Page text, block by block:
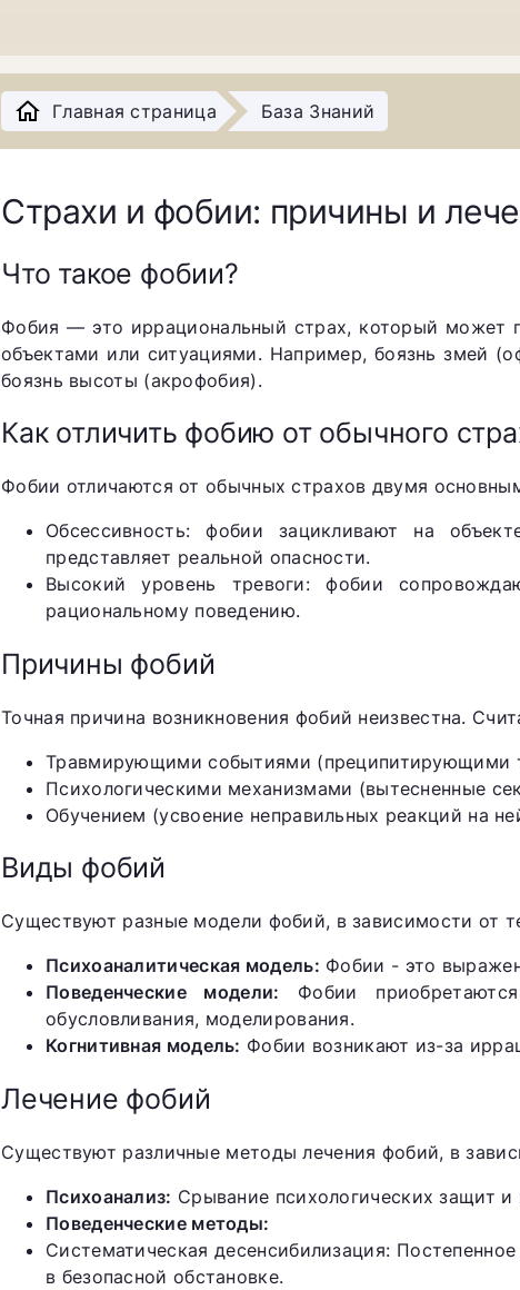
Главная страница База Знаний
Страхи и фобии: причины и
Что такое фобии?
Фобия — это иррациональный страх, который может
объектами или ситуациями. Например, боязнь змей
боязнь высоты (акрофобия).
Как отличить фобию от обычного
Фобии отличаются от обычных страхов двумя
Обсессивность: фобии зацикливают на
представляет реальной опасности.
Высокий уровень тревоги: фобии
рациональному поведению.
Причины фобий
Точная причина возникновения фобий неизвестна.
Травмирующими событиями (преципитирующими
Психологическими механизмами (вытесненные
Обучением (усвоение неправильных реакций на
Виды фобий
Существуют разные модели фобий, в зависимости от
Психоаналитическая модель: Фобии - это
Поведенческие модели: Фобии
обусловливания, моделирования.
Когнитивная модель: Фобии возникают из-за
Лечение фобий
Существуют различные методы лечения фобий, в
Психоанализ: Срывание психологических защит
Поведенческие методы:
Систематическая десенсибилизация:
в безопасной обстановке.